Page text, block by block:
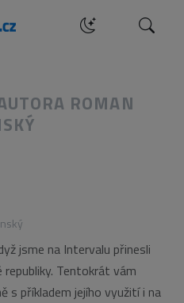
Hledat
ROMAN
jsme na Intervalu přinesli
republiky. Tentokrát vám
s příkladem jejího využití i na